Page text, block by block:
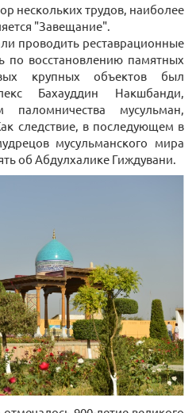
нескольких трудов, наиболее
"Завещание".
проводить реставрационные
по восстановлению памятных
крупных объектов был
Бахауддин Накшбанди,
мусульман,
следствие, в последующем в
мусульманского мира
об Абдулхалике Гиждувани.